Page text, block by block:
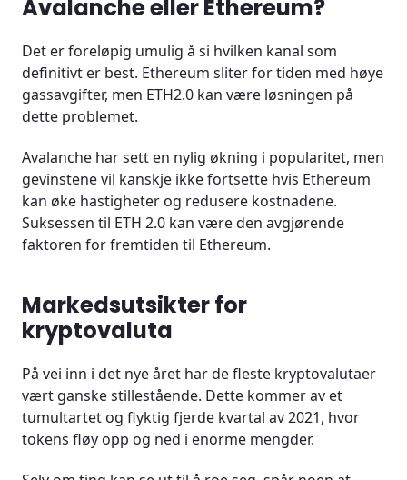
Avalanche eller Ethereum?
Det er foreløpig umulig å si hvilken kanal som
definitivt er best. Ethereum sliter for tiden med høye
gassavgifter, men ETH2.0 kan være løsningen på
dette problemet.
Avalanche har sett en nylig økning i popularitet, men
gevinstene vil kanskje ikke fortsette hvis Ethereum
kan øke hastigheter og redusere kostnadene.
Suksessen til ETH 2.0 kan være den avgjørende
faktoren for fremtiden til Ethereum.
Markedsutsikter for
kryptovaluta
På vei inn i det nye året har de fleste kryptovalutaer
vært ganske stillestående. Dette kommer av et
tumultartet og flyktig fjerde kvartal av 2021, hvor
tokens fløy opp og ned i enorme mengder.